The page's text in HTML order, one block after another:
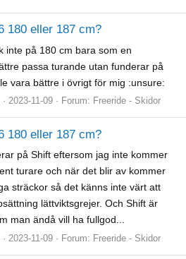
180 eller 187 cm?
inte på 180 cm bara som en
passa turande utan funderar på
vara bättre i övrigt för mig :unsure:
2023-11-09 Forum: Freeride - Skidor
180 eller 187 cm?
på Shift eftersom jag inte kommer
turare och när det blir av kommer
sträckor så det känns inte värt att
lättviktsgrejer. Och Shift är
man ändå vill ha fullgod...
2023-11-09 Forum: Freeride - Skidor